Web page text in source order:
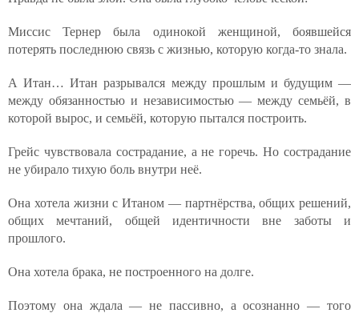
Миссис Тернер была одинокой женщиной, боявшейся
потерять последнюю связь с жизнью, которую когда-то знала.
А Итан… Итан разрывался между прошлым и будущим —
между обязанностью и независимостью — между семьёй, в
которой вырос, и семьёй, которую пытался построить.
Грейс чувствовала сострадание, а не горечь. Но сострадание
не убирало тихую боль внутри неё.
Она хотела жизни с Итаном — партнёрства, общих решений,
общих мечтаний, общей идентичности вне заботы и
прошлого.
Она хотела брака, не построенного на долге.
Поэтому она ждала — не пассивно, а осознанно — того